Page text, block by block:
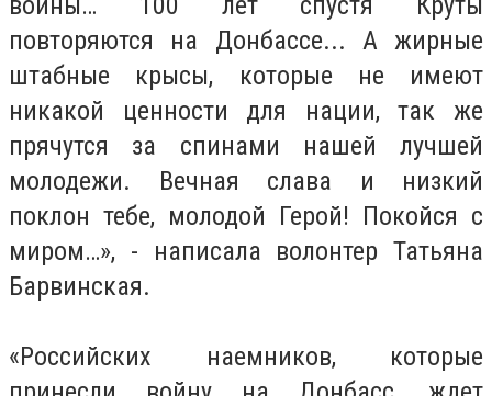
повторяются на Донбассе... А жирные
штабные крысы, которые не имеют
никакой ценности для нации, так же
прячутся за спинами нашей лучшей
молодежи. Вечная слава и низкий
поклон тебе, молодой Герой! Покойся с
миром…», - написала волонтер Татьяна
Барвинская.
«Российских наемников, которые